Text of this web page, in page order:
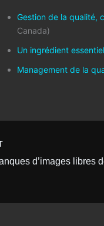
Gestion de la qualité,
Canada)
Un ingrédient
Management de la